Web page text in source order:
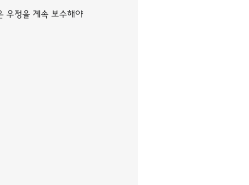
우정을 계속 보수해야